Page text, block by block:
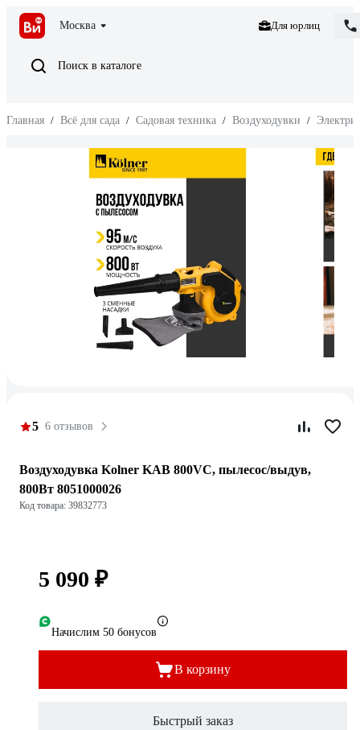
Москва Для юрлиц
Поиск в каталоге
Главная / Всё для сада / Садовая техника / Воздуходувки /
5 6 отзывов
Воздуходувка Kolner KAB 800VC, пылесос/выдув,
800Вт 8051000026
Код товара: 39832773
5 090 ₽
Начислим 50 бонусов
В корзину
Быстрый заказ